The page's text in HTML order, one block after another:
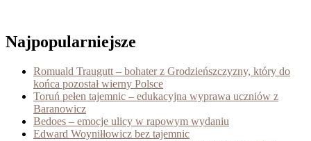
Najpopularniejsze
Romuald Traugutt – bohater z Grodzieńszczyzny, który do
końca pozostał wierny Polsce
Toruń pełen tajemnic – edukacyjna wyprawa uczniów z
Baranowicz
Bedoes – emocje ulicy w rapowym wydaniu
Edward Woyniłłowicz bez tajemnic